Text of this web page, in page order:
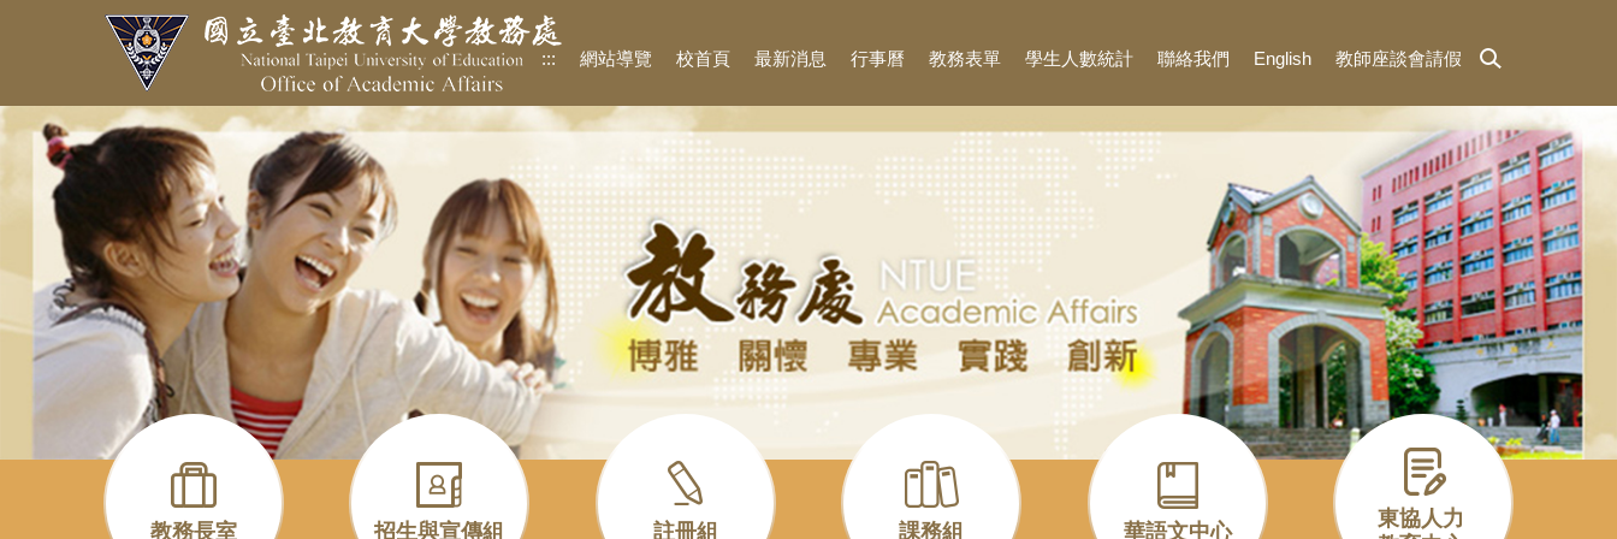
要
內
::: 網站導覽 校首頁 最新消息 行事曆 教務表單 學生人數統計 聯絡我們 English 教師座談會請假
教務長室 招生與宣傳組 註冊組 課務組 華語文中心
東協人力